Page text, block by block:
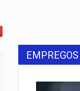
EMPREGOS